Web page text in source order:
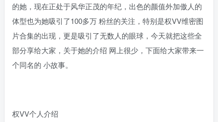
的她，现在正处于风华正茂的年纪，出色的颜值外加傲人的
体型也为她吸引了100多万 粉丝的关注，特别是权VV维密图
片合集的出现，更是吸引了无数人的眼球，今天就把这些全
部分享给大家，关于她的介绍 网上很少，下面给大家带来一
个同名的 小故事。
权VV个人介绍